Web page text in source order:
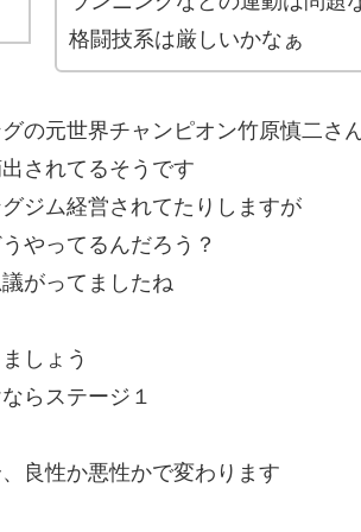
格闘技系は厳しいかなぁ
の元世界チャンピオン竹原慎二さ
されてるそうです
ジム経営されてたりしますが
やってるんだろう？
がってましたね
しょう
らステージ１
良性か悪性かで変わります